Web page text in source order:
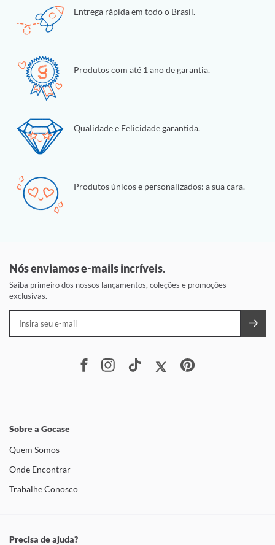
Entrega rápida em todo o Brasil.
Produtos com até 1 ano de garantia.
Qualidade e Felicidade garantida.
Produtos únicos e personalizados: a sua cara.
Nós enviamos e-mails incríveis.
Saiba primeiro dos nossos lançamentos, coleções e promoções
exclusivas.
Sobre a Gocase
Quem Somos
Onde Encontrar
Trabalhe Conosco
Precisa de ajuda?